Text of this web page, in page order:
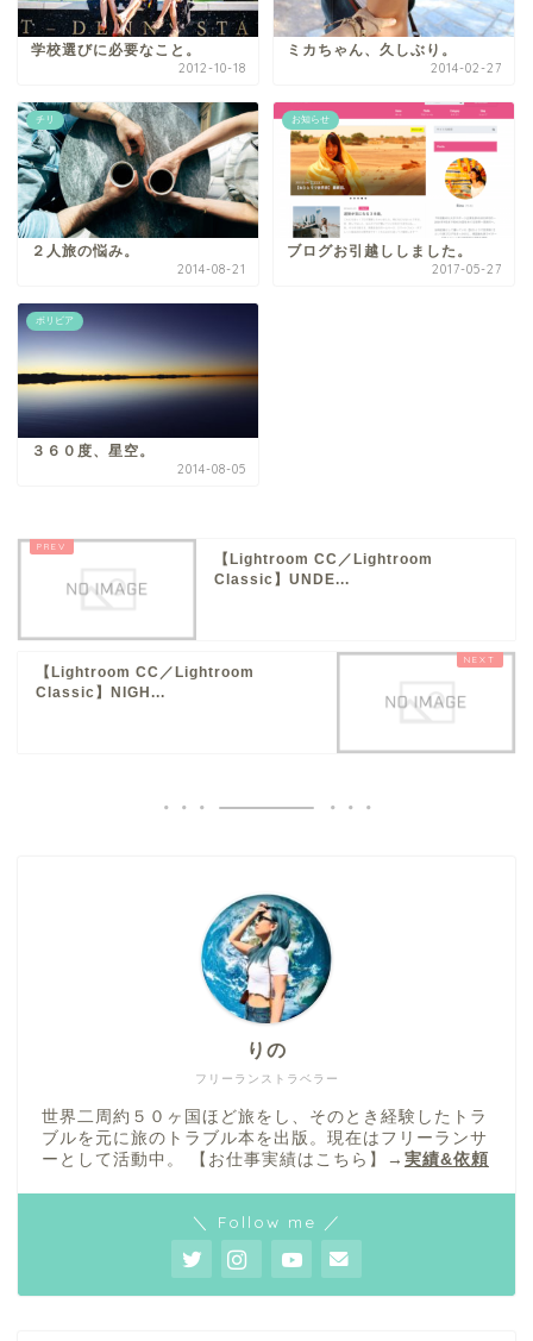
学校選びに必要なこと。
2012-10-18
ミカちゃん、久しぶり。
2014-02-27
チリ
２人旅の悩み。
2014-08-21
お知らせ
ブログお引越ししました。
2017-05-27
ボリビア
３６０度、星空。
2014-08-05
【Lightroom CC／Lightroom
Classic】UNDE...
【Lightroom CC／Lightroom
Classic】NIGH...
フリーランストラベラー
りの
世界二周約５０ヶ国ほど旅をし、そのとき経験したトラ
ブルを元に旅のトラブル本を出版。現在はフリーランサ
ーとして活動中。 【お仕事実績はこちら】→ 実績&依頼
＼ Follow me ／